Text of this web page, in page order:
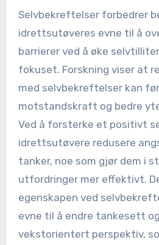
Selvbekreftelser forbedrer
idrettsutøveres evne til å
barrierer ved å øke
fokuset. Forskning viser at
med selvbekreftelser kan
motstandskraft og bedre
Ved å forsterke et positivt
idrettsutøvere redusere
tanker, noe som gjør dem i
utfordringer mer effektivt.
egenskapen ved
evne til å endre tankesett
vekstorientert perspektiv,